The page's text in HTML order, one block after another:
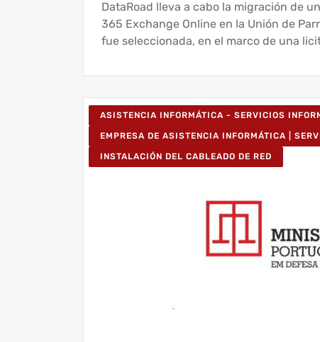
DataRoad lleva a cabo la migración de
365 Exchange Online en la Unión de
fue seleccionada, en el marco de una
ASISTENCIA INFORMÁTICA - SERVICIOS
EMPRESA DE ASISTENCIA INFORMÁTICA |
INSTALACIÓN DEL CABLEADO DE RED